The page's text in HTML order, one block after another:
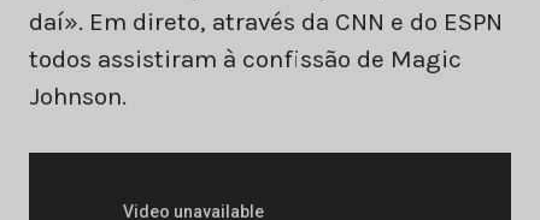
daí». Em direto, através da CNN e do ESPN
todos assistiram à confissão de Magic
Johnson.